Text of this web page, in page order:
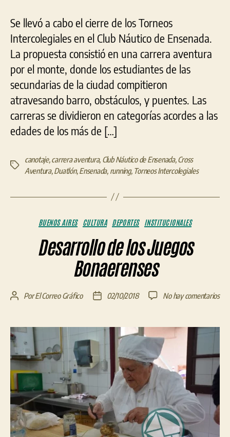
Se llevó a cabo el cierre de los Torneos
Intercolegiales en el Club Náutico de Ensenada.
La propuesta consistió en una carrera aventura
por el monte, donde los estudiantes de las
secundarias de la ciudad compitieron
atravesando barro, obstáculos, y puentes. Las
carreras se dividieron en categorías acordes a las
edades de los más de […]
Etiquetas
canotaje,carrera aventura, Club Náutico de Ensenada,Cross
Aventura,Duatlón,Ensenada, running, Torneos Intercolegiales
Categorías
BUENOS AIRES CULTURA DEPORTES INSTITUCIONALES
Desarrollo de los Juegos
Bonaerenses
Autor
entrada
PorEl Correo Gráfico
Fecha
entrada
02/10/2018 No hay comentariosen
los